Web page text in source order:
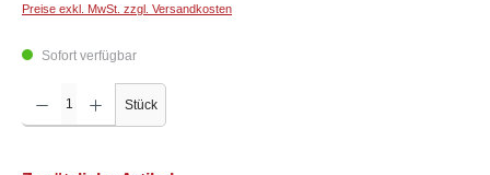
Preise exkl. MwSt. zzgl. Versandkosten
Sofort verfügbar
Produkt Anzahl: Gib den gewünschten Wert ein oder benutze die Schaltflächen um die
Stück